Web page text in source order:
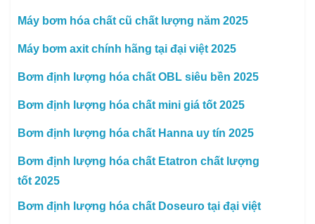
Máy bơm hóa chất cũ chất lượng năm 2025
Máy bơm axit chính hãng tại đại việt 2025
Bơm định lượng hóa chất OBL siêu bền 2025
Bơm định lượng hóa chất mini giá tốt 2025
Bơm định lượng hóa chất Hanna uy tín 2025
Bơm định lượng hóa chất Etatron chất lượng
tốt 2025
Bơm định lượng hóa chất Doseuro tại đại việt